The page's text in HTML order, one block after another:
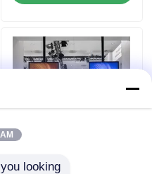
laminowane
20%-80% RH dla
Twoich
10%-75%RH
looking